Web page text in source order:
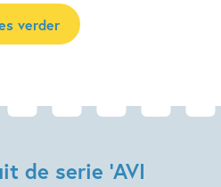
verder
de serie 'AVI